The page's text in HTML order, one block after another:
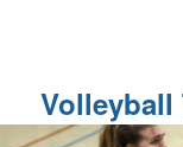
Volleyball